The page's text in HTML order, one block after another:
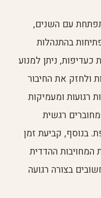
עם השנים,
בהתנהלות
כעדיפות, ניתן למנוע
ולחזק את החיבור
רגועות ומעמיקות
רגשית
בנוסף, קביעת זמן
ההדדית
בצורה רגועה